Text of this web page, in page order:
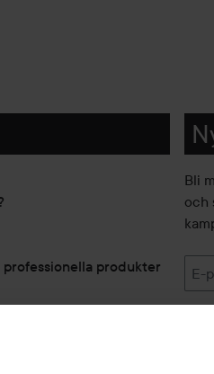
produkter
Bli
och
E-